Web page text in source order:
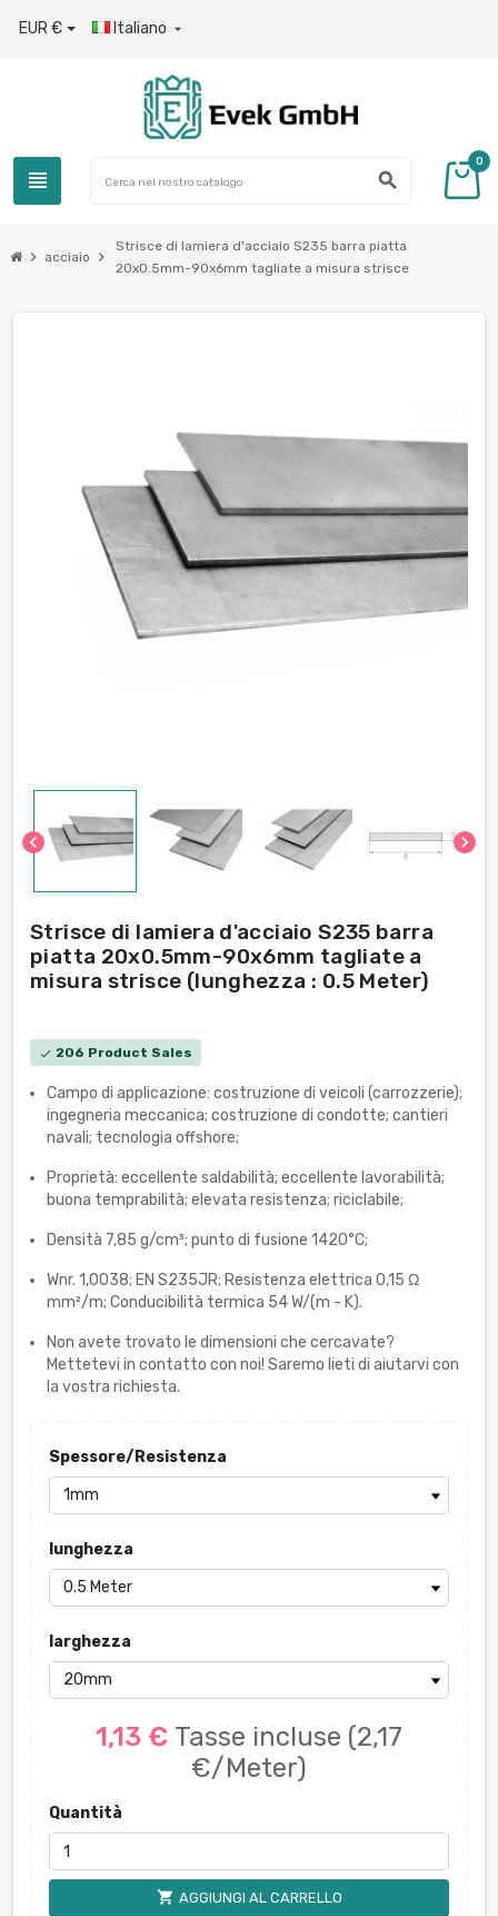
EUR € Italiano 
view_headline search
0
chevron_right acciaio chevron_right
Strisce di lamiera d'acciaio S235 barra piatta
20x0.5mm-90x6mm tagliate a misura strisce
chevron_left chevron_right
Strisce di lamiera d'acciaio S235 barra
piatta 20x0.5mm-90x6mm tagliate a
misura strisce (lunghezza : 0.5 Meter)
check 206 Product Sales
Campo di applicazione: costruzione di veicoli (carrozzerie);
ingegneria meccanica; costruzione di condotte; cantieri
navali; tecnologia offshore;
Proprietà: eccellente saldabilità; eccellente lavorabilità;
buona temprabilità; elevata resistenza; riciclabile;
Densità 7,85 g/cm³; punto di fusione 1420°C;
Wnr. 1,0038; EN S235JR; Resistenza elettrica 0,15 Ω
mm²/m; Conducibilità termica 54 W/(m - K).
Non avete trovato le dimensioni che cercavate?
Mettetevi in contatto con noi! Saremo lieti di aiutarvi con
la vostra richiesta.
Spessore/Resistenza
lunghezza
larghezza
1,13 € Tasse incluse (2,17
€/Meter)
Quantità
shopping_cart AGGIUNGI AL CARRELLO